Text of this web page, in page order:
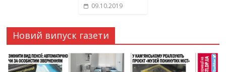
09.10.2019
Новий випуск газети